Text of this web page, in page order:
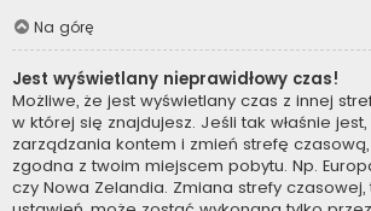
Na górę
Jest wyświetlany nieprawidłowy czas!
Możliwe, że jest wyświetlany czas z innej
w której się znajdujesz. Jeśli tak właśnie
zarządzania kontem i zmień strefę czasową,
zgodna z twoim miejscem pobytu. Np.
czy Nowa Zelandia. Zmiana strefy